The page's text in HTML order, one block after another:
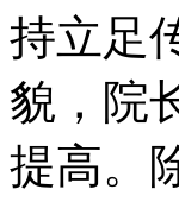
持立足
貌，院
提高。